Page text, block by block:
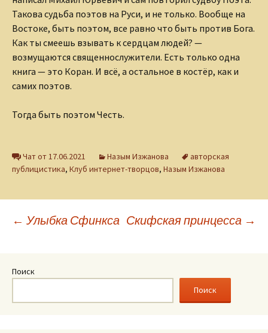
Такова судьба поэтов на Руси, и не только. Вообще на
Востоке, быть поэтом, все равно что быть против Бога.
Как ты смеешь взывать к сердцам людей? —
возмущаются священнослужители. Есть только одна
книга — это Коран. И всё, а остальное в костёр, как и
самих поэтов.
Тогда быть поэтом Честь.
Чат от 17.06.2021 Назым Изжанова
авторская
публицистика, Клуб интернет-творцов, Назым Изжанова
Навигация
по
записям
← Улыбка Сфинкса Скифская принцесса →
Поиск
Поиск